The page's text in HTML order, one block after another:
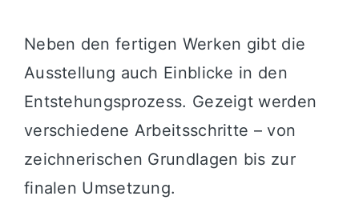
Neben den fertigen Werken gibt die
Ausstellung auch Einblicke in den
Entstehungsprozess. Gezeigt werden
verschiedene Arbeitsschritte – von
zeichnerischen Grundlagen bis zur
finalen Umsetzung.